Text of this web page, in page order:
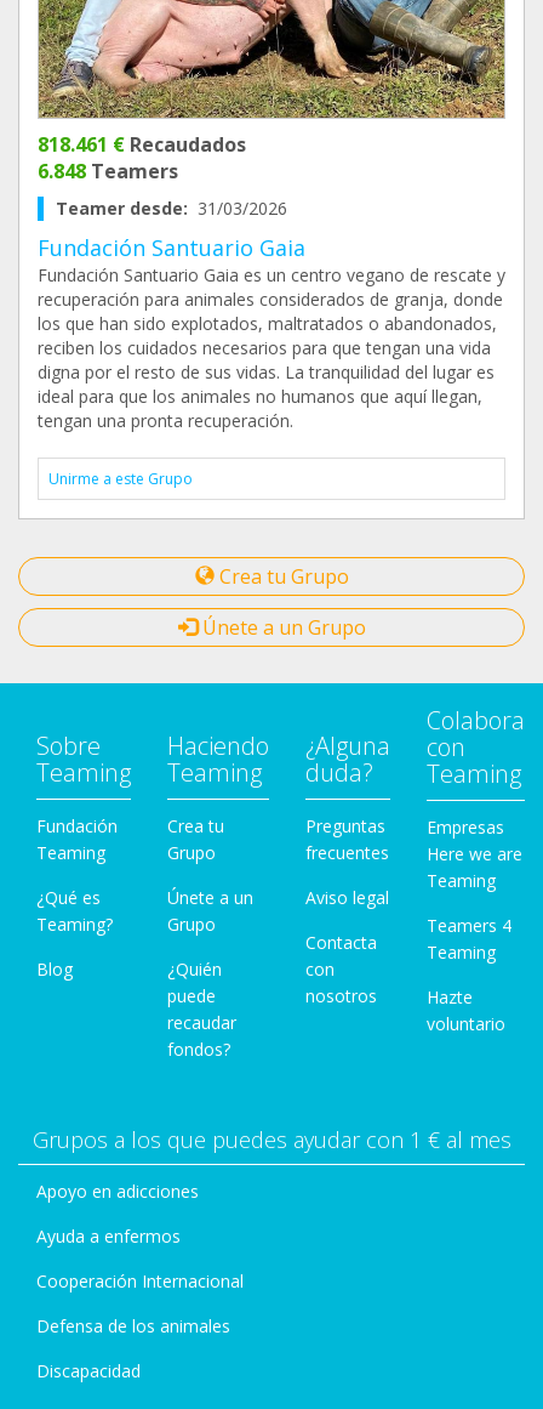
818.461 € Recaudados
6.848 Teamers
Teamer desde: 31/03/2026
Fundación Santuario Gaia
Fundación Santuario Gaia es un centro vegano de rescate y
recuperación para animales considerados de granja, donde
los que han sido explotados, maltratados o abandonados,
reciben los cuidados necesarios para que tengan una vida
digna por el resto de sus vidas. La tranquilidad del lugar es
ideal para que los animales no humanos que aquí llegan,
tengan una pronta recuperación.
Unirme a este Grupo
Crea tu Grupo
Únete a un Grupo
Sobre
Teaming
Fundación
Teaming
¿Qué es
Teaming?
Blog
Haciendo
Teaming
Crea tu
Grupo
Únete a un
Grupo
¿Quién
puede
recaudar
fondos?
¿Alguna
duda?
Preguntas
frecuentes
Aviso legal
Contacta
con
nosotros
Colabora
con
Teaming
Empresas
Here we are
Teaming
Teamers 4
Teaming
Hazte
voluntario
Grupos a los que puedes ayudar con 1 € al mes
Apoyo en adicciones
Ayuda a enfermos
Cooperación Internacional
Defensa de los animales
Discapacidad